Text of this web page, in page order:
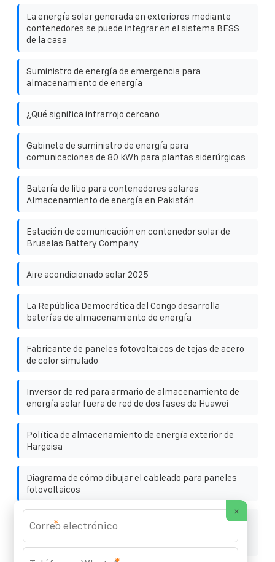
La energía solar generada en exteriores mediante
contenedores se puede integrar en el sistema BESS
de la casa
Suministro de energía de emergencia para
almacenamiento de energía
¿Qué significa infrarrojo cercano
Gabinete de suministro de energía para
comunicaciones de 80 kWh para plantas siderúrgicas
Batería de litio para contenedores solares
Almacenamiento de energía en Pakistán
Estación de comunicación en contenedor solar de
Bruselas Battery Company
Aire acondicionado solar 2025
La República Democrática del Congo desarrolla
baterías de almacenamiento de energía
Fabricante de paneles fotovoltaicos de tejas de acero
de color simulado
Inversor de red para armario de almacenamiento de
energía solar fuera de red de dos fases de Huawei
Política de almacenamiento de energía exterior de
Hargeisa
Diagrama de cómo dibujar el cableado para paneles
fotovoltaicos
Gabinete solar exterior autónomo para plantas de
tratamiento de aguas residuales 15 kW precio con
descuento
×
*